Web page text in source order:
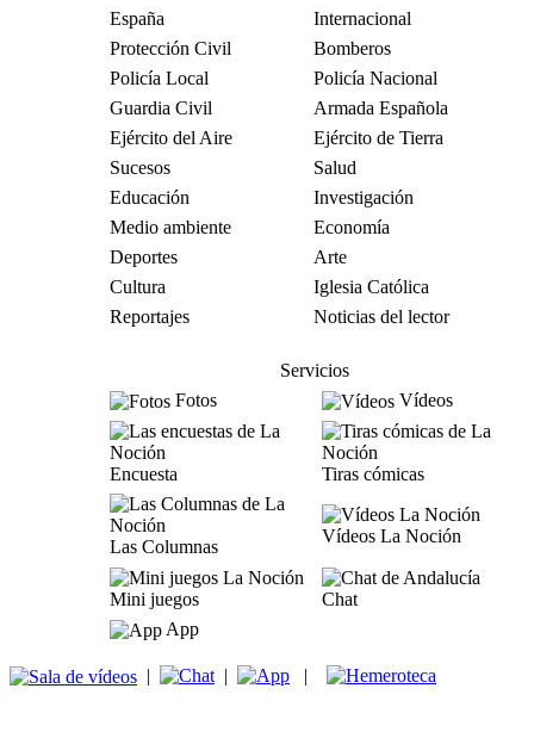
España
Internacional
Protección Civil
Bomberos
Policía Local
Policía Nacional
Guardia Civil
Armada Española
Ejército del Aire
Ejército de Tierra
Sucesos
Salud
Educación
Investigación
Medio ambiente
Economía
Deportes
Arte
Cultura
Iglesia Católica
Reportajes
Noticias del lector
Servicios
Fotos
Vídeos
Encuesta Tiras cómicas
Las Columnas
Vídeos La Noción
Mini juegos
Chat
App
| | |